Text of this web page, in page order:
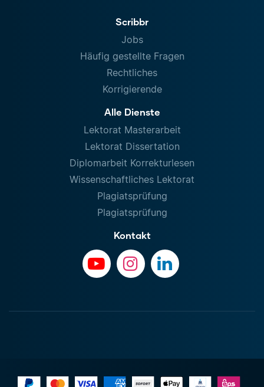
Scribbr
Jobs
Häufig gestellte Fragen
Rechtliches
Korrigierende
Alle Dienste
Lektorat Masterarbeit
Lektorat Dissertation
Diplomarbeit Korrekturlesen
Wissenschaftliches Lektorat
Plagiatsprüfung
Plagiatsprüfung
Kontakt